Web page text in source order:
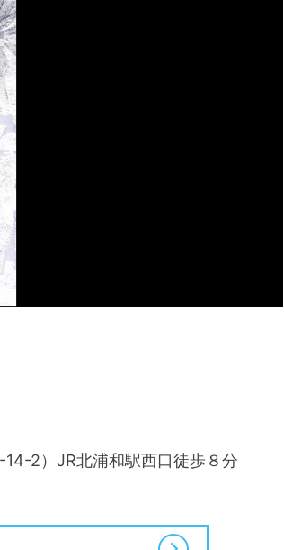
2）JR北浦和駅西口徒歩８分